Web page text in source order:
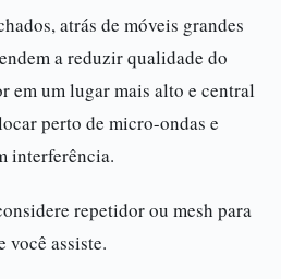
atrás de móveis grandes
a reduzir qualidade do
em um lugar mais alto e central
perto de micro-ondas e
interferência.
repetidor ou mesh para
você assiste.